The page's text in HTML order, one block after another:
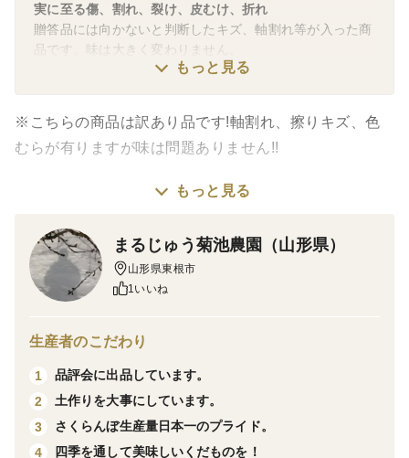
実に至る傷、割れ、裂け、皮むけ、折れ
贈答品には向かないと判断したキズ、軸割れ等が入った商
品です。味は大きく変わりません。
もっと見る
※こちらの商品は訳あり品です!軸割れ、擦りキズ、色
むらが有りますが味は問題ありません!!
サクサクと歯ざわりがよく甘味、香りの良いサンふじの
しくなるまで待ってから収穫した『樹上完熟サンふじ』
です。
5kg入になります。
ご家庭ではもちろんご近所さんへのおすそ分けにも適し
ています！
もっと見る
まるじゅう菊池農園（山形県）
山形県東根市
1いいね
生産者のこだわり
1
品評会に出品しています。
2
土作りを大事にしています。
3
さくらんぼ生産量日本一のプライド。
4
四季を通して美味しいくだものを！